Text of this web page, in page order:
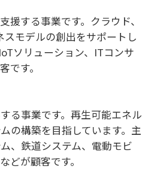
する事業です。クラウド、
モデルの創出をサポートし
ソリューション、ITコンサ
です。
る事業です。再生可能エネル
の構築を目指しています。主
、鉄道システム、電動モビ
どが顧客です。